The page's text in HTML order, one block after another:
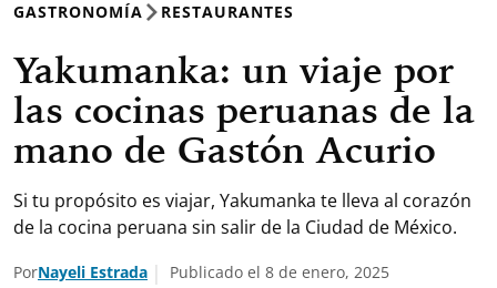
GASTRONOMÍA RESTAURANTES
Yakumanka: un viaje por
las cocinas peruanas de la
mano de Gastón Acurio
Si tu propósito es viajar, Yakumanka te lleva al corazón
de la cocina peruana sin salir de la Ciudad de México.
PorNayeli Estrada Publicado el 8 de enero, 2025